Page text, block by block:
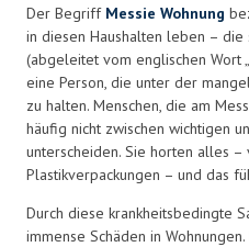
Der Begriff Messie Wohnung
in diesen Haushalten leben – die
(abgeleitet vom englischen Wort
eine Person, die unter der
zu halten. Menschen, die am
häufig nicht zwischen wichtigen
unterscheiden. Sie horten alles
Plastikverpackungen – und das
Durch diese krankheitsbedingte
immense Schäden in